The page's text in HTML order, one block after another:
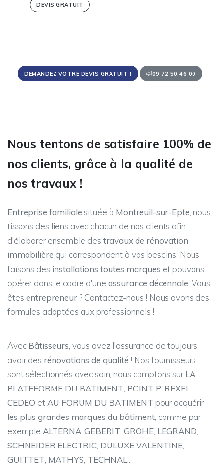
DEVIS GRATUIT
DEMANDEZ VOTRE DEVIS GRATUIT ! 09 72 50 46 00
Nous tentons de satisfaire 100% de
nos clients, grâce à la qualité de
nos travaux !
Entreprise familiale située à Montreuil-sur-Epte, nous
tissons des liens avec chacun de nos clients afin
d'élaborer ensemble des travaux de rénovation
immobilière qui correspondent à vos besoins. Nous
faisons des installations toutes marques et pouvons
opérer dans le cadre d'une assurance décennale. Vous
êtes entrepreneur ? Contactez-nous ! Nous avons des
formules adaptées aux professionnels !
Avec Bâtisseurs, vous avez l'assurance de toujours
avoir des rénovations de qualité ! Nos fournisseurs
sont sélectionnés avec soin, nous comptons surLA
PLATEFORME DU BATIMENT, POINT P, REXEL,
CEDEO etAU FORUM DU BATIMENT pour acquérir
les plus grandes marques du bâtiment, comme par
exemple ALTERNA, GEBERIT, GROHE, LEGRAND,
SCHNEIDER ELECTRIC, DULUXE VALENTINE,
GUITTET, MATHYS, TECHNAL...